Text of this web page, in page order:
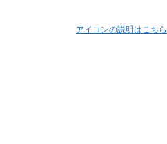
アイコンの説明はこちら